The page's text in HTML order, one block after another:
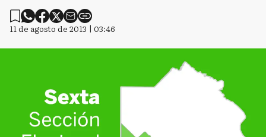
11 de agosto de 2013 | 03:46